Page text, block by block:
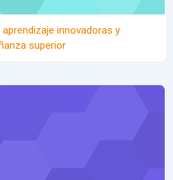
innovadoras y
superior
en la Educación Superior